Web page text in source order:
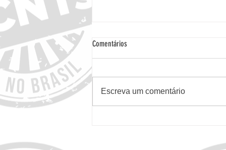
Comentários
Escreva um comentário